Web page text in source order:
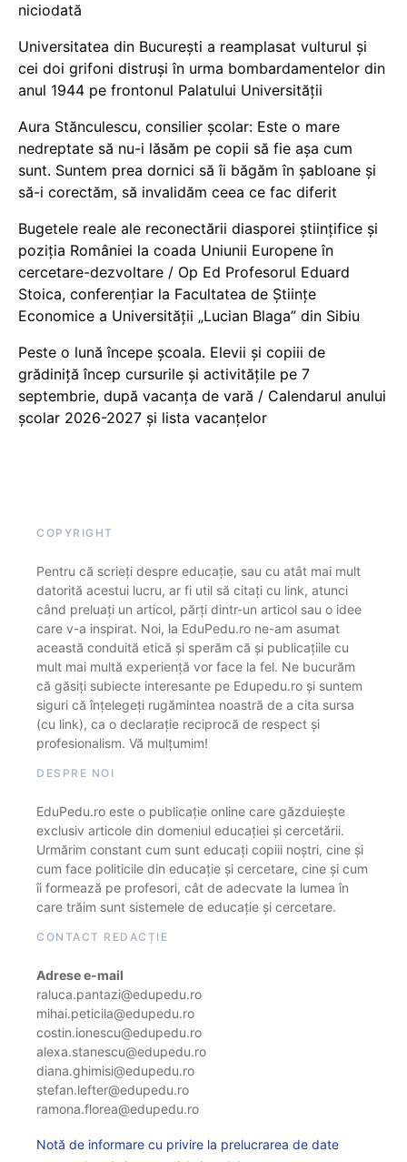
niciodată
Universitatea din București a reamplasat vulturul și
cei doi grifoni distruși în urma bombardamentelor din
anul 1944 pe frontonul Palatului Universității
Aura Stănculescu, consilier școlar: Este o mare
nedreptate să nu-i lăsăm pe copii să fie așa cum
sunt. Suntem prea dornici să îi băgăm în șabloane și
să-i corectăm, să invalidăm ceea ce fac diferit
Bugetele reale ale reconectării diasporei științifice și
poziția României la coada Uniunii Europene în
cercetare-dezvoltare / Op Ed Profesorul Eduard
Stoica, conferențiar la Facultatea de Științe
Economice a Universității „Lucian Blaga” din Sibiu
Peste o lună începe școala. Elevii și copiii de
grădiniță încep cursurile și activitățile pe 7
septembrie, după vacanța de vară / Calendarul anului
școlar 2026-2027 și lista vacanțelor
COPYRIGHT
Pentru că scrieți despre educație, sau cu atât mai mult
datorită acestui lucru, ar fi util să citați cu link, atunci
când preluați un articol, părți dintr-un articol sau o idee
care v-a inspirat. Noi, la EduPedu.ro ne-am asumat
această conduită etică și sperăm că și publicațiile cu
mult mai multă experiență vor face la fel. Ne bucurăm
că găsiți subiecte interesante pe Edupedu.ro și suntem
siguri că înțelegeți rugămintea noastră de a cita sursa
(cu link), ca o declarație reciprocă de respect și
profesionalism. Vă mulțumim!
DESPRE NOI
EduPedu.ro este o publicație online care găzduiește
exclusiv articole din domeniul educației și cercetării.
Urmărim constant cum sunt educați copiii noștri, cine și
cum face politicile din educație și cercetare, cine și cum
îi formează pe profesori, cât de adecvate la lumea în
care trăim sunt sistemele de educație și cercetare.
CONTACT REDACȚIE
Adrese e-mail
raluca.pantazi@edupedu.ro
mihai.peticila@edupedu.ro
costin.ionescu@edupedu.ro
alexa.stanescu@edupedu.ro
diana.ghimisi@edupedu.ro
stefan.lefter@edupedu.ro
ramona.florea@edupedu.ro
Notă de informare cu privire la prelucrarea de date